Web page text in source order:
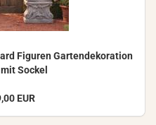
Fi­gu­ren Gar­ten­de­ko­ra­ti­on
So­ckel
EUR